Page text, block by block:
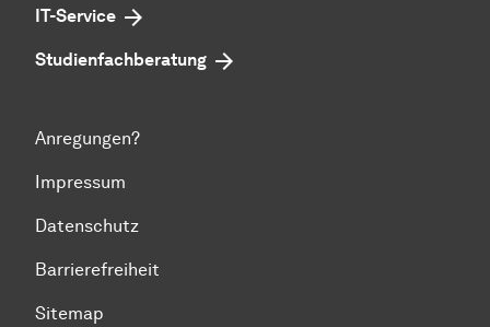
IT-Service
Studienfachberatung
Anregungen?
Impressum
Datenschutz
Barrierefreiheit
Sitemap